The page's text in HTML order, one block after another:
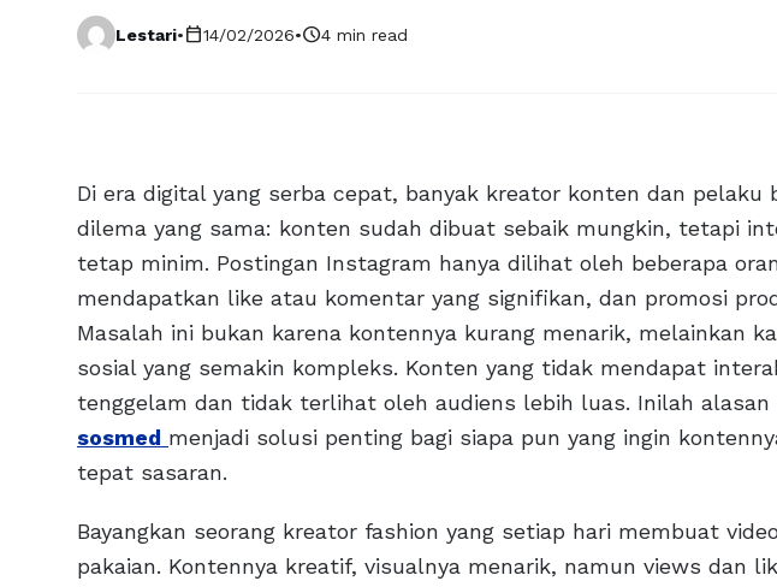
Lestari•calendar_today14/02/2026•schedule4 min read
Di era digital yang serba cepat, banyak kreator konten dan pelaku
dilema yang sama: konten sudah dibuat sebaik mungkin, tetapi
tetap minim. Postingan Instagram hanya dilihat oleh beberapa
mendapatkan like atau komentar yang signifikan, dan promosi
Masalah ini bukan karena kontennya kurang menarik, melainkan
sosial yang semakin kompleks. Konten yang tidak mendapat
tenggelam dan tidak terlihat oleh audiens lebih luas. Inilah alasan
sosmed menjadi solusi penting bagi siapa pun yang ingin
tepat sasaran.
Bayangkan seorang kreator fashion yang setiap hari membuat
pakaian. Kontennya kreatif, visualnya menarik, namun views dan